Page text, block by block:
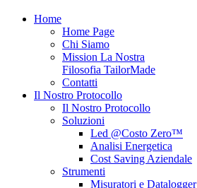
Home
Home Page
Chi Siamo
Mission La Nostra
Filosofia TailorMade
Contatti
Il Nostro Protocollo
Il Nostro Protocollo
Soluzioni
Led @Costo Zero™
Analisi Energetica
Cost Saving Aziendale
Strumenti
Misuratori e Datalogger